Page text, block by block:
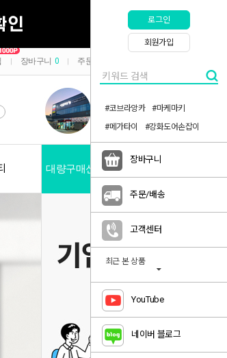
장바구니 0 주문/배송
대량구매신청
로그인
회원가입
#코브라앙카
#마케마키
#메가타이
#강화도어손잡이
장바구니
주문/배송
고객센터
최근 본 상품
YouTube
네이버 블로그